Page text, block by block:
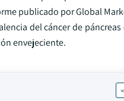
publicado por Global
del cáncer de páncreas
envejeciente.